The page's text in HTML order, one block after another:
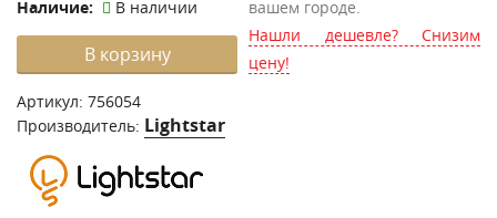
Наличие:
В наличии
В корзину
Артикул: 756054
Производитель: Lightstar
вашем городе.
Нашли дешевле? Снизим
цену!